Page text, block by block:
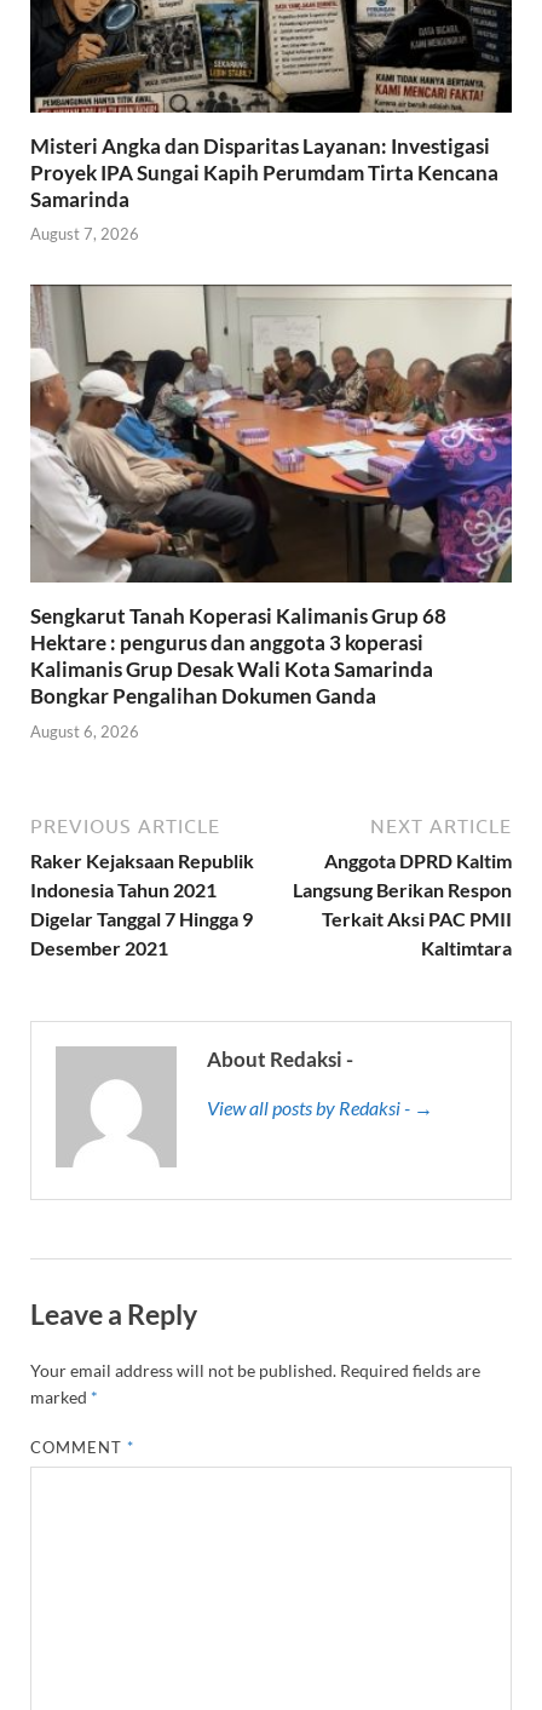
Misteri Angka dan Disparitas Layanan: Investigasi
Proyek IPA Sungai Kapih Perumdam Tirta Kencana
Samarinda
August 7, 2026
Sengkarut Tanah Koperasi Kalimanis Grup 68
Hektare : pengurus dan anggota 3 koperasi
Kalimanis Grup Desak Wali Kota Samarinda
Bongkar Pengalihan Dokumen Ganda
August 6, 2026
PREVIOUS ARTICLE
Raker Kejaksaan Republik
Indonesia Tahun 2021
Digelar Tanggal 7 Hingga 9
Desember 2021
NEXT ARTICLE
Anggota DPRD Kaltim
Langsung Berikan Respon
Terkait Aksi PAC PMII
Kaltimtara
About Redaksi -
View all posts by Redaksi - →
Leave a Reply
Your email address will not be published. Required fields are
marked *
COMMENT*